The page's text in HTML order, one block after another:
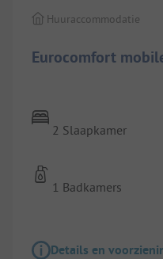
Eurocomfort
Huuraccommodatie
2 Slaapkamer
1 Badkamers
Details en